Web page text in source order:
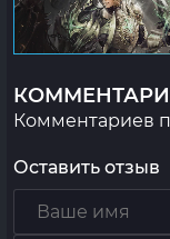
Комментариев
Оставить отзыв